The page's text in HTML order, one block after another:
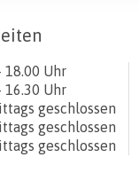
Nachmittag
18.00 Uhr
16.30 Uhr
geschlossen
geschlossen
geschlossen